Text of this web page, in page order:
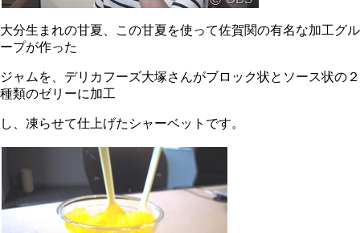
大分生まれの甘夏、この甘夏を使って佐賀関の有名な加工グル
ープが作った
ジャムを、デリカフーズ大塚さんがブロック状とソース状の２
種類のゼリーに加工
し、凍らせて仕上げたシャーベットです。